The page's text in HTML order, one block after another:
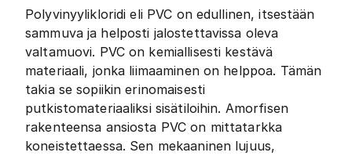
Polyvinyylikloridi eli PVC on edullinen, itsestään
sammuva ja helposti jalostettavissa oleva
valtamuovi. PVC on kemiallisesti kestävä
materiaali, jonka liimaaminen on helppoa. Tämän
takia se sopiikin erinomaisesti
putkistomateriaaliksi sisätiloihin. Amorfisen
rakenteensa ansiosta PVC on mittatarkka
koneistettaessa. Sen mekaaninen lujuus,